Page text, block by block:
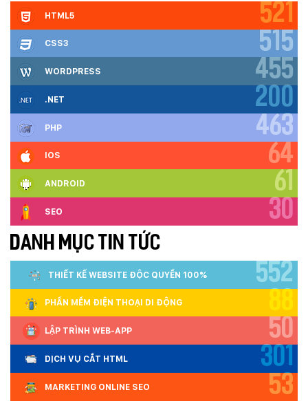
HTML5 521
CSS3 515
WORDPRESS 455
.NET 200
PHP 463
IOS 64
ANDROID 61
SEO 30
DANH MỤC TIN TỨC
THIẾT KẾ WEBSITE ĐỘC QUYỀN 100% 552
PHẦN MỀM ĐIỆN THOẠI DI ĐỘNG 88
LẬP TRÌNH WEB-APP 50
DỊCH VỤ CẮT HTML 301
MARKETING ONLINE SEO 53